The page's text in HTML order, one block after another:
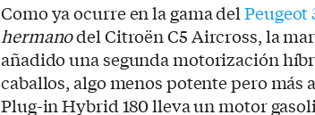
Como ya ocurre en la gama del
hermanodel Citroën C5 Aircross, la
añadido una segunda motorización
caballos, algo menos potente pero más
Plug-in Hybrid 180 lleva un motor